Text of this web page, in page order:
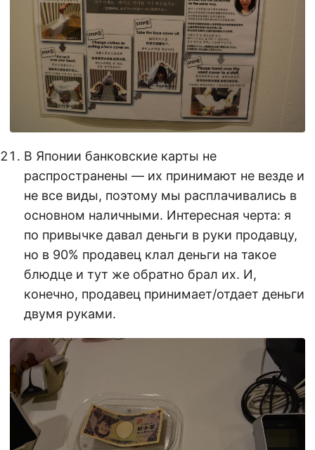
В Японии банковские карты не
распространены — их принимают не везде и
не все виды, поэтому мы расплачивались в
основном наличными. Интересная черта: я
по привычке давал деньги в руки продавцу,
но в 90% продавец клал деньги на такое
блюдце и тут же обратно брал их. И,
конечно, продавец принимает/отдает деньги
двумя руками.